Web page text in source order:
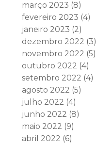
março 2023 (8)
fevereiro 2023 (4)
janeiro 2023 (2)
dezembro 2022 (3)
novembro 2022 (5)
outubro 2022 (4)
setembro 2022 (4)
agosto 2022 (5)
julho 2022 (4)
junho 2022 (8)
maio 2022 (9)
abril 2022 (6)